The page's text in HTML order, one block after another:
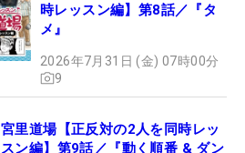
時レッスン編】第8話／『タ
メ』
2026年7月31日 (金) 07時00分
9
宮里道場【正反対の2人を同時レッ
スン編】第9話／『動く順番 & ダン